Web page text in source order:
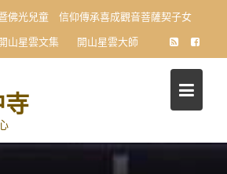
佛光兒童 信仰傳承喜成觀音菩薩契子女
山星雲文集 開山星雲大師